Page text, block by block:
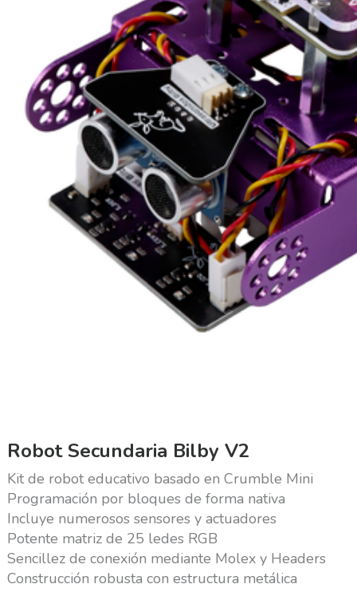
Robot Secundaria Bilby V2
Kit de robot educativo basado en Crumble Mini
Programación por bloques de forma nativa
Incluye numerosos sensores y actuadores
Potente matriz de 25 ledes RGB
Sencillez de conexión mediante Molex y Headers
Construcción robusta con estructura metálica